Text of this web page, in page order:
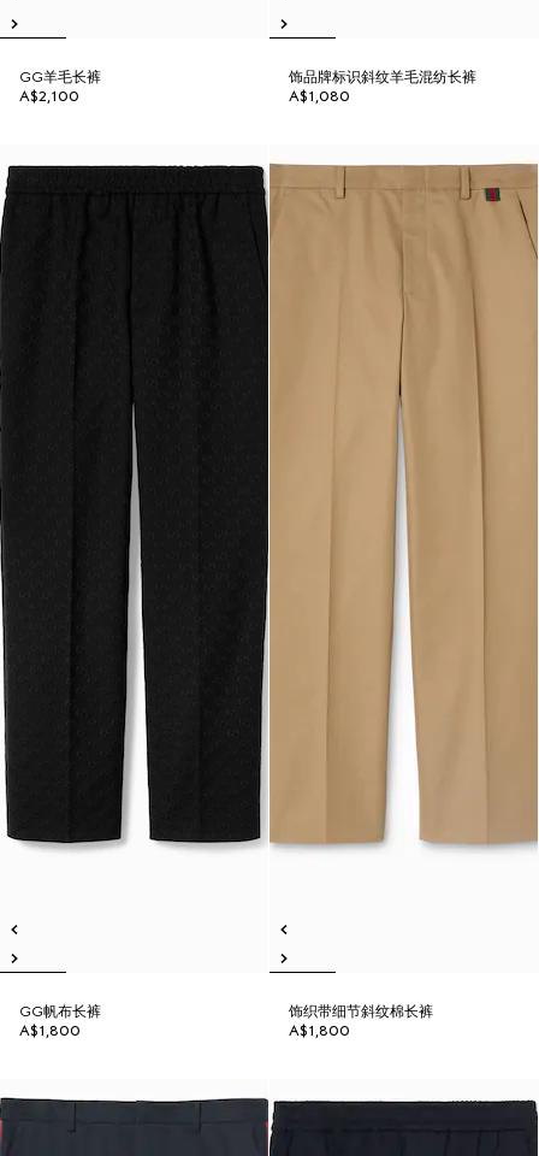
GG羊毛长裤
A$2,100
饰品牌标识斜纹羊毛混纺长裤
A$1,080
GG帆布长裤
A$1,800
饰织带细节斜纹棉长裤
A$1,800